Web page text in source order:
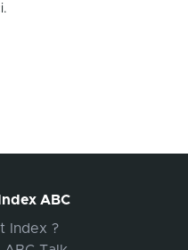
ABC
Index ?